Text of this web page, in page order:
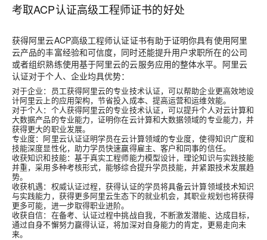
考取ACP认证高级工程师证书的好处
获得阿里云ACP高级工程师认证证书有助于证明你具有使用阿里
云产品的丰富经验和可信度，同时还能提升用户求职所在的公司
或者组织熟练使用基于阿里云的云服务应用的整体水平。阿里云
认证对于个人、企业均具优势：
对于企业：员工获得阿里云的专业技术认证，可以帮助企业更高效地设
计阿里云上的应用架构，节省投入成本、提高运营和运维效能。
对于个人：个人获得阿里云的专业技术认证，可以提升个人对云计算和
大数据产品的专业能力，证明你在云计算和大数据领域的专业能力，并
获得更大的职业发展。
专业度：阿里云认证证明学员在云计算领域的专业度，使得知识广度和
技能深度显性化，助力学员快速赢得雇主、客户和同事的信任。
收获知识和技能：基于真实工程师能力模型设计，理论知识与实践技能
并重，采用多种考核形式，能够综合提升学员技能，并紧跟技术发展趋
势。
收获机遇：权威认证过程，获得认证的学员将具备云计算领域技术知识
与实践能力，获得更多阿里云生态下的就业机会，其职业规划也将获得
更多可能，进一步取得职业进阶。
收获自信：在备考、认证过程中挑战自我，不断激发潜能、达成目标，
通过自身不懈努力赢得认证，将加深对自身能力的肯定，更易走向未
来。